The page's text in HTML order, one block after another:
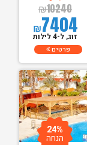
₪10240
₪7404
זוג, ל-4 לילות
פרטים
24%
הנחה